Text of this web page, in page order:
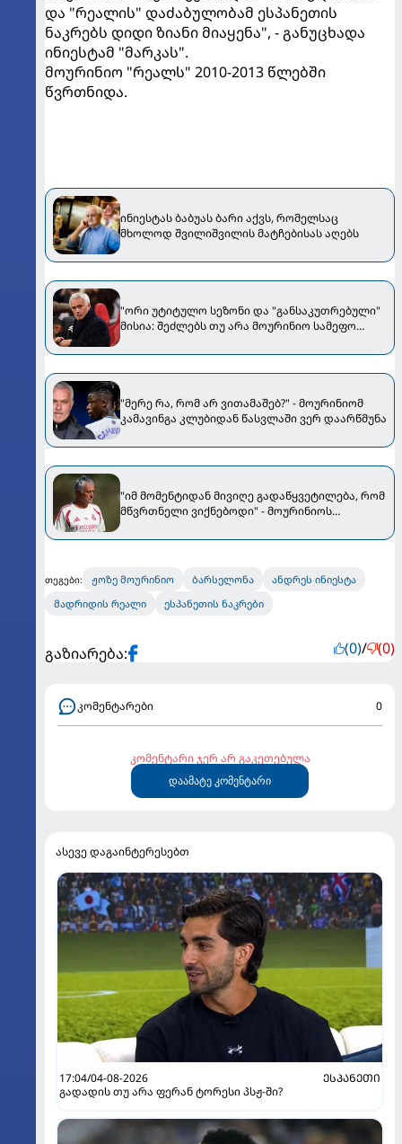
და "რეალის" დაძაბულობამ ესპანეთის
ნაკრებს დიდი ზიანი მიაყენა", - განუცხადა
ინიესტამ "მარკას".
მოურინიო "რეალს" 2010-2013 წლებში
წვრთნიდა.
ინიესტას ბაბუას ბარი აქვს, რომელსაც
მხოლოდ შვილიშვილის მატჩებისას აღებს
"ორი უტიტულო სეზონი და "განსაკუთრებული"
მისია: შეძლებს თუ არა მოურინიო სამეფო
"მერე რა, რომ არ ვითამაშებ?" - მოურინიომ
კამავინგა კლუბიდან წასვლაში ვერ დაარწმუნა
"იმ მომენტიდან მივიღე გადაწყვეტილება, რომ
მწვრთნელი ვიქნებოდი" - მოურინიოს
თეგები: ჟოზე მოურინიო ბარსელონა
ანდრეს ინიესტა
მადრიდის რეალი
ესპანეთის ნაკრები
გაზიარება: (0)/ (0)
კომენტარები 0
კომენტარი ჯერ არ გაკეთებულა
დაამატე კომენტარი
ასევე დაგაინტერესებთ
17:04/04-08-2026
ᲔᲡᲞᲐᲜᲔᲗᲘ
გადადის თუ არა ფერან ტორესი პსჟ-ში?